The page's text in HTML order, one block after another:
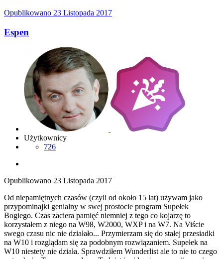
Opublikowano 23 Listopada 2017
Espen
Użytkownicy
726
Opublikowano 23 Listopada 2017
Od niepamiętnych czasów (czyli od około 15 lat) używam jako
przypominajki genialny w swej prostocie program Supełek
Bogiego. Czas zaciera pamięć niemniej z tego co kojarzę to
korzystałem z niego na W98, W2000, WXP i na W7. Na Viście
swego czasu nic nie działało... Przymierzam się do stałej przesiadki
na W10 i rozglądam się za podobnym rozwiązaniem. Supełek na
W10 niestety nie działa. Sprawdziłem Wunderlist ale to nie to czego